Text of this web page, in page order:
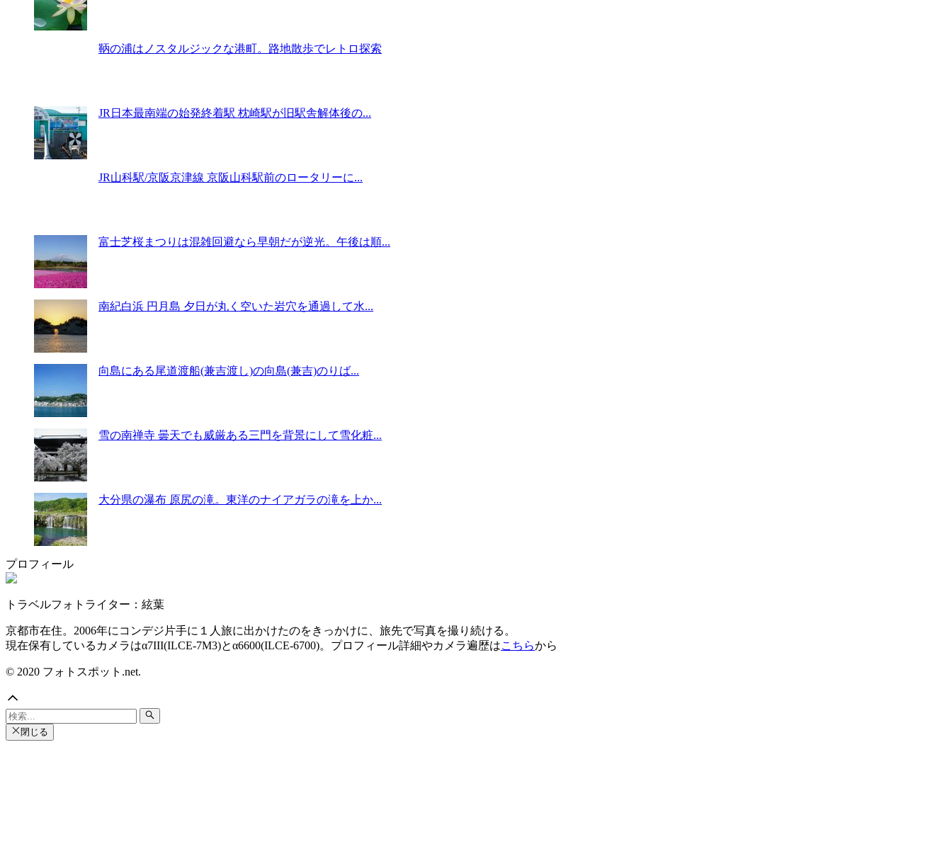
鞆の浦はノスタルジックな港町。路地散歩でレトロ探索
JR日本最南端の始発終着駅 枕崎駅が旧駅舎解体後の...
JR山科駅/京阪京津線 京阪山科駅前のロータリーに...
富士芝桜まつりは混雑回避なら早朝だが逆光。午後は順...
南紀白浜 円月島 夕日が丸く空いた岩穴を通過して水...
向島にある尾道渡船(兼吉渡し)の向島(兼吉)のりば...
雪の南禅寺 曇天でも威厳ある三門を背景にして雪化粧...
大分県の瀑布 原尻の滝。東洋のナイアガラの滝を上か...
プロフィール
トラベルフォトライター：絃葉
京都市在住。2006年にコンデジ片手に１人旅に出かけたのをきっかけに、旅先で写真を撮り続ける。
現在保有しているカメラはα7III(ILCE-7M3)とα6600(ILCE-6700)。プロフィール詳細やカメラ遍歴はこちらから
© 2020 フォトスポット.net.
閉じる